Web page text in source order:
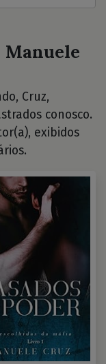
Cruz,
conosco.
exibidos